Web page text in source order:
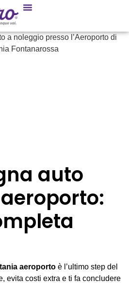
auto
aeroporto è l’ultimo step del
evita costi extra e ti fa concludere